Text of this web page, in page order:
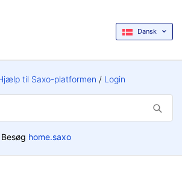
Dansk
til Saxo-platformen Login
Besøg home.saxo